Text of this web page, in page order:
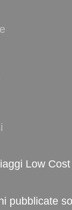
Low Cost
pubblicate